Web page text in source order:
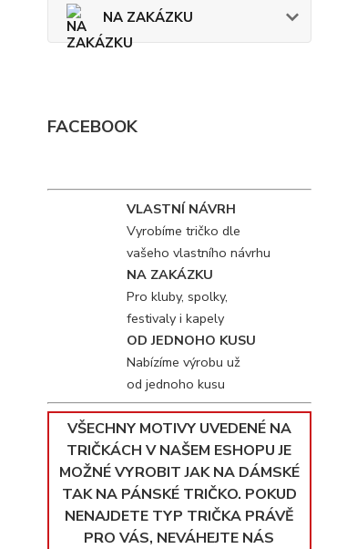
NA ZAKÁZKU
FACEBOOK
VLASTNÍ NÁVRH
Vyrobíme tričko dle
vašeho vlastního návrhu
NA ZAKÁZKU
Pro kluby, spolky,
festivaly i kapely
OD JEDNOHO KUSU
Nabízíme výrobu už
od jednoho kusu
VŠECHNY MOTIVY UVEDENÉ NA
TRIČKÁCH V NAŠEM ESHOPU JE
MOŽNÉ VYROBIT JAK NA DÁMSKÉ
TAK NA PÁNSKÉ TRIČKO. POKUD
NENAJDETE TYP TRIČKA PRÁVĚ
PRO VÁS, NEVÁHEJTE NÁS